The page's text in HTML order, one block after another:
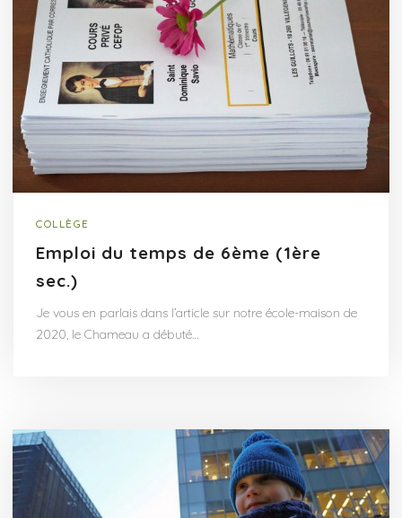
COLLÈGE
Emploi du temps de 6ème (1ère
sec.)
Je vous en parlais dans l’article sur notre école-maison de
2020, le Chameau a débuté…